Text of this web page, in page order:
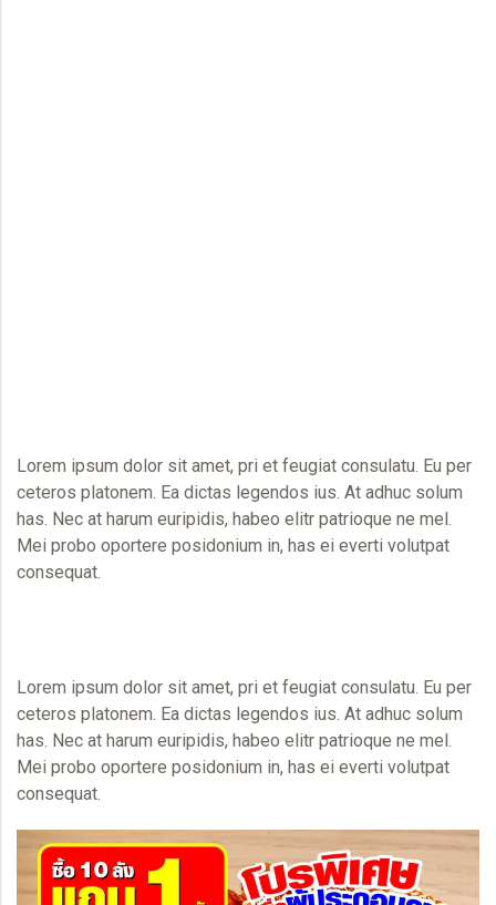
Lorem ipsum dolor sit amet, pri et feugiat consulatu. Eu per
ceteros platonem. Ea dictas legendos ius. At adhuc solum
has. Nec at harum euripidis, habeo elitr patrioque ne mel.
Mei probo oportere posidonium in, has ei everti volutpat
consequat.
Lorem ipsum dolor sit amet, pri et feugiat consulatu. Eu per
ceteros platonem. Ea dictas legendos ius. At adhuc solum
has. Nec at harum euripidis, habeo elitr patrioque ne mel.
Mei probo oportere posidonium in, has ei everti volutpat
consequat.